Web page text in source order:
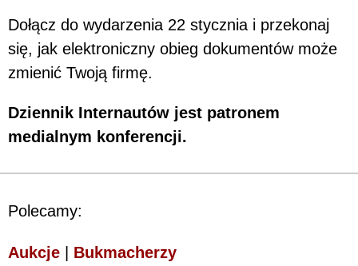
Dołącz do wydarzenia 22 stycznia i przekonaj
się, jak elektroniczny obieg dokumentów może
zmienić Twoją firmę.
Dziennik Internautów jest patronem
medialnym konferencji.
Polecamy:
Aukcje Bukmacherzy